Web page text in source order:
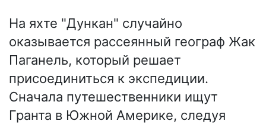
На яхте "Дункан" случайно
оказывается рассеянный географ Жак
Паганель, который решает
присоединиться к экспедиции.
Сначала путешественники ищут
Гранта в Южной Америке, следуя